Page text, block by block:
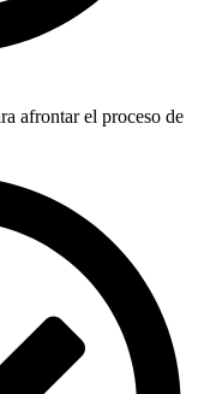
afrontar el proceso de